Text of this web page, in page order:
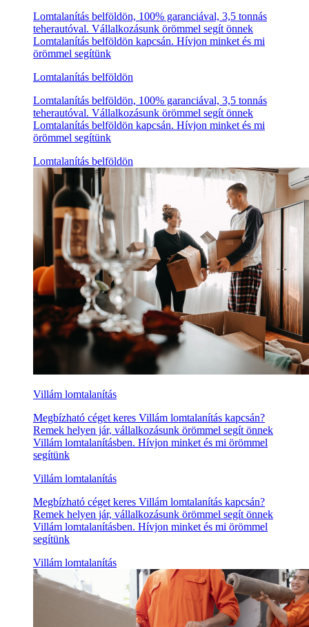
Lomtalanítás belföldön, 100% garanciával, 3,5 tonnás
teherautóval. Vállalkozásunk örömmel segít önnek
Lomtalanítás belföldön kapcsán. Hívjon minket és mi
örömmel segítünk
Lomtalanítás belföldön
Lomtalanítás belföldön, 100% garanciával, 3,5 tonnás
teherautóval. Vállalkozásunk örömmel segít önnek
Lomtalanítás belföldön kapcsán. Hívjon minket és mi
örömmel segítünk
Lomtalanítás belföldön
Villám lomtalanítás
Megbízható céget keres Villám lomtalanítás kapcsán?
Remek helyen jár, vállalkozásunk örömmel segít önnek
Villám lomtalanításben. Hívjon minket és mi örömmel
segítünk
Villám lomtalanítás
Megbízható céget keres Villám lomtalanítás kapcsán?
Remek helyen jár, vállalkozásunk örömmel segít önnek
Villám lomtalanításben. Hívjon minket és mi örömmel
segítünk
Villám lomtalanítás